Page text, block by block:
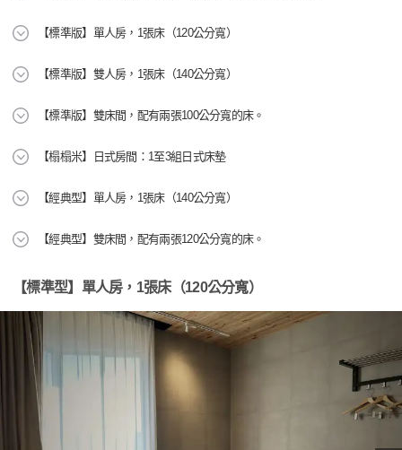
【標準版】單人房，1張床（120公分寬）
【標準版】雙人房，1張床（140公分寬）
【標準版】雙床間，配有兩張100公分寬的床。
【榻榻米】日式房間：1至3組日式床墊
【經典型】單人房，1張床（140公分寬）
【經典型】雙床間，配有兩張120公分寬的床。
【標準型】單人房，1張床（120公分寬）